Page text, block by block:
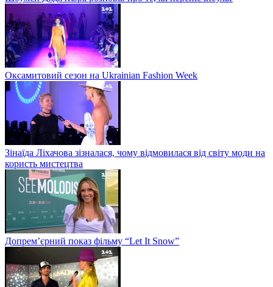
Оксамитовий сезон на Ukrainian Fashion Week
Зінаїда Ліхачова зізналася, чому відмовилася від світу моди на
користь мистецтва
Допрем’єрний показ фільму “Let It Snow”